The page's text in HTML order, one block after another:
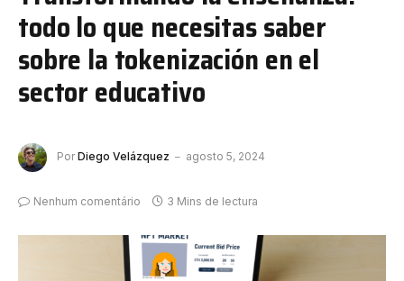
todo lo que necesitas saber
sobre la tokenización en el
sector educativo
Por Diego Velázquez agosto 5, 2024
Nenhum comentário 3 Mins de lectura